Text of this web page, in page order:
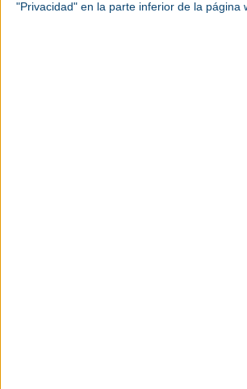
"Privacidad" en la parte inferior de la página